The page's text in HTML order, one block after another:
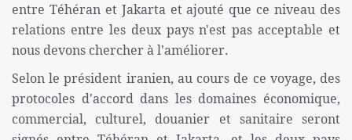
entre Téhéran et Jakarta et ajouté que ce niveau des
relations entre les deux pays n'est pas acceptable et
nous devons chercher à l'améliorer.
Selon le président iranien, au cours de ce voyage, des
protocoles d'accord dans les domaines économique,
commercial, culturel, douanier et sanitaire seront